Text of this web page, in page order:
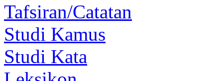
Tafsiran/Catatan
Studi Kamus
Studi Kata